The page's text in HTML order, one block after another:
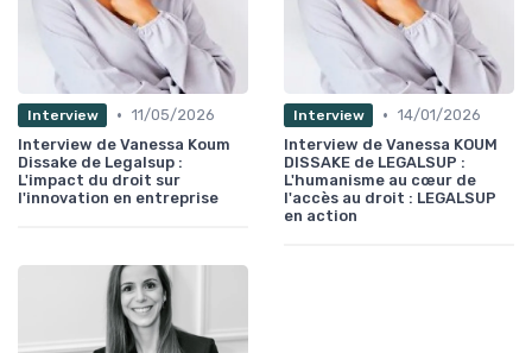
Interview • 11/05/2026
Interview de Vanessa Koum
Dissake de Legalsup :
L'impact du droit sur
l'innovation en entreprise
Interview • 14/01/2026
Interview de Vanessa KOUM
DISSAKE de LEGALSUP :
L'humanisme au cœur de
l'accès au droit : LEGALSUP
en action